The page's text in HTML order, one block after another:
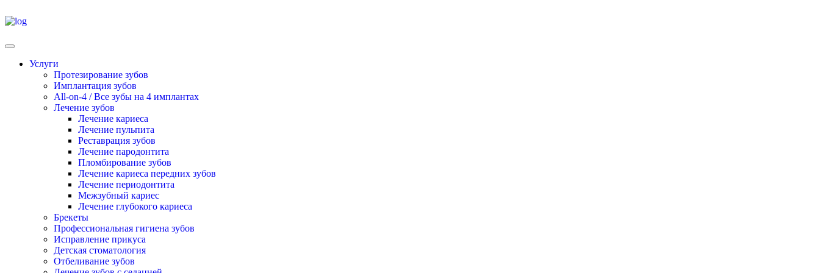
Услуги
Протезирование зубов
Имплантация зубов
All-on-4 / Все зубы на 4 имплантах
Лечение зубов
Лечение кариеса
Лечение пульпита
Реставрация зубов
Лечение пародонтита
Пломбирование зубов
Лечение кариеса передних зубов
Лечение периодонтита
Межзубный кариес
Лечение глубокого кариеса
Брекеты
Профессиональная гигиена зубов
Исправление прикуса
Детская стоматология
Отбеливание зубов